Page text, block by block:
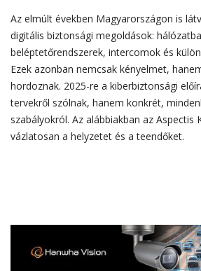
Az elmúlt években Magyarországon is
digitális biztonsági megoldások:
beléptetőrendszerek, intercomok és
Ezek azonban nemcsak kényelmet,
hordoznak. 2025-re a kiberbiztonsági
tervekről szólnak, hanem konkrét,
szabályokról. Az alábbiakban az Aspectis
vázlatosan a helyzetet és a teendőket.